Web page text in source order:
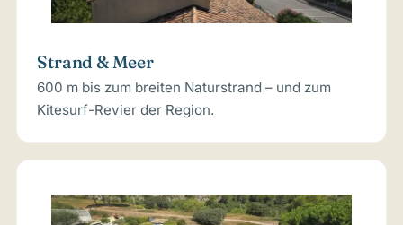
Strand & Meer
600 m bis zum breiten Naturstrand – und zum
Kitesurf-Revier der Region.